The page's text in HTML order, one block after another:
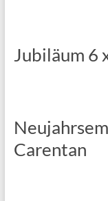
Jubiläum 6
Carentan